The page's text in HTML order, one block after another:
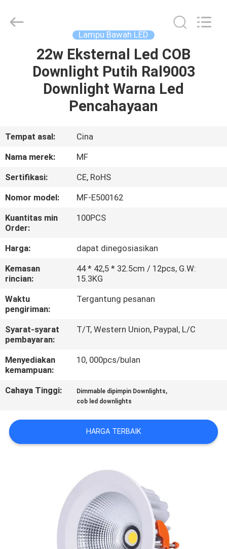
RUMAH
PRODUK
TENTANG
TUR
PABRIK
KONTROL
KUALITAS
HUBUNGI
KAMI
PERMINTAAN
PENAWARAN
SITEMAP
PRIVACY
POLICY
Lighting
Co.,Ltd..
Lampu Bawah LED
22w Eksternal Led COB
Downlight Putih Ral9003
Downlight Warna Led
Pencahayaan
Tempat asal:
Cina
Nama merek:
MF
Sertifikasi:
CE, RoHS
Nomor model:
MF-E500162
Kuantitas min
Order:
100PCS
Harga:
dapat dinegosiasikan
Kemasan
rincian:
44 * 42,5 * 32.5cm / 12pcs, G.W:
15.3KG
Waktu
pengiriman:
Tergantung pesanan
Syarat-syarat
pembayaran:
T/T, Western Union, Paypal, L/C
Menyediakan
kemampuan:
10, 000pcs/bulan
Cahaya Tinggi: Dimmable dipimpin Downlights,
cob led downlights
HARGA TERBAIK